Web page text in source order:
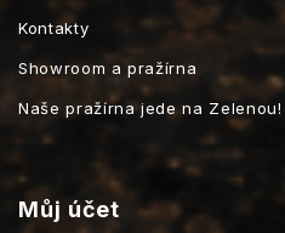
Kontakty
Showroom a pražírna
Naše pražírna jede na Zelenou!
Můj účet